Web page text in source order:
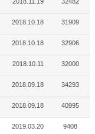
2018.10.18 31909
2018.10.18 32906
2018.10.11 32000
2018.09.18 34293
2018.09.18 40995
2019.03.20 9408